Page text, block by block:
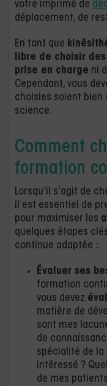
votre imprimé de
déplacement, de
En tant que
libre de choisir
prise en charge ni
Cependant, vous
choisies soient bien
science.
Comment
formation
Lorsqu’il s’agit de
il est essentiel de
pour maximiser les
quelques étapes
continue adaptée :
Évaluer ses
formation
vous devez
matière de
sont mes
de
spécialité de la
intéressé ?
de mes